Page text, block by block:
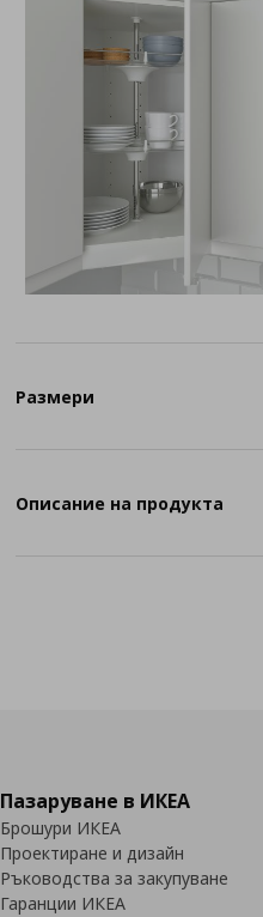
Размери
Описание на продукта
Пазаруване в ИКЕА
Брошури ИКЕА
Проектиране и дизайн
Ръководства за закупуване
Гаранции ИКЕА